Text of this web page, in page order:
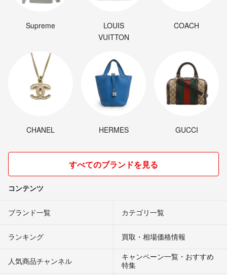
Supreme
LOUIS
VUITTON
COACH
CHANEL HERMES GUCCI
すべてのブランドを見る
コンテンツ
ブランド一覧 カテゴリ一覧
ランキング 買取・相場価格情報
人気商品チャンネル
キャンペーン一覧・おすすめ
特集